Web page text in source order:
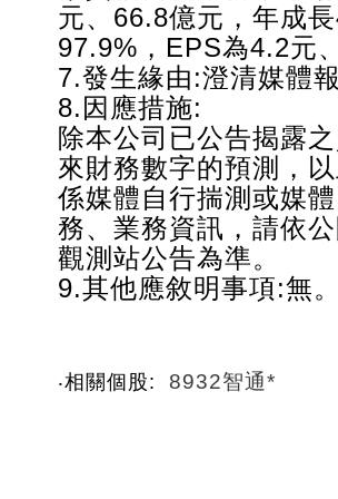
元、66.8億元，年成
97.9%，EPS為4.2元
7.發生緣由:澄清媒體
8.因應措施:
除本公司已公告揭露
來財務數字的預測，
係媒體自行揣測或媒
務、業務資訊，請依
觀測站公告為準。
9.其他應敘明事項:無
‧相關個股: 8932智通*